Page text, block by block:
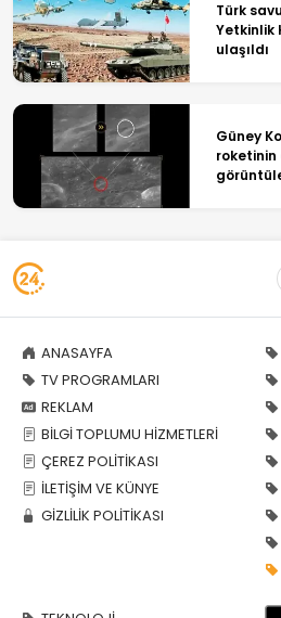
Türk
Yetkinlik
ulaşıldı
Güney
roketinin
ANASAYFA
TV PROGRAMLARI
REKLAM
BİLGİ TOPLUMU HİZMETLERİ
ÇEREZ POLİTİKASI
İLETİŞİM VE KÜNYE
GİZLİLİK POLİTİKASI